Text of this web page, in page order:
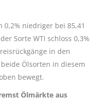
niedriger bei 85,41
Sorte WTI schloss 0,3%
in den
Ölsorten in diesem
bewegt.
Ölmärkte aus